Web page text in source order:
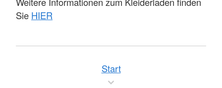
Sie HIER
Start